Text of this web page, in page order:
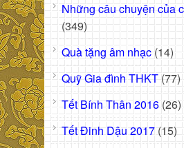
Những câu chuyện của
(349)
Quà tặng âm nhạc (14)
Quỹ Gia đình THKT (77)
Tết Bính Thân 2016 (26)
Tết Đinh Dậu 2017 (15)